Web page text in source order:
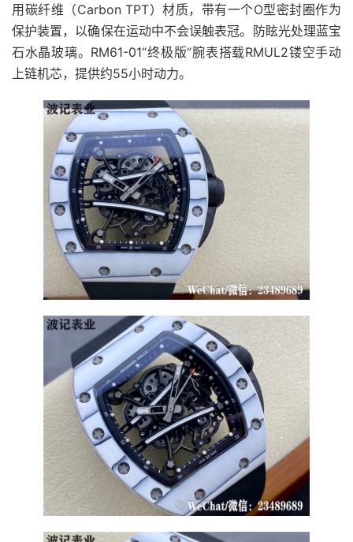
用碳纤维（Carbon TPT）材质，带有一个O型密封圈作为
保护装置，以确保在运动中不会误触表冠。防眩光处理蓝宝
石水晶玻璃。RM61-01“终极版”腕表搭载RMUL2镂空手动
上链机芯，提供约55小时动力。